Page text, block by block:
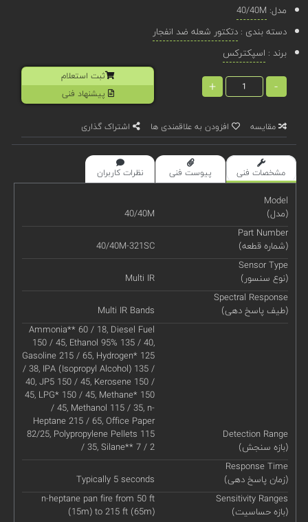
مدل: 40/40M
دسته بندی :دتکتور شعله ضد انفجار
برند : اسپکترکس
-
+
ثبت استعلام
پیشنهاد فنی
مقایسه افزودن به علاقمندی ها اشتراک گذاری
مشخصات فنی پیوست فنی نظرات کاربران
Model
(مدل)
40/40M
Part Number
(شماره قطعه)
40/40M-321SC
Sensor Type
(نوع سنسور)
Multi IR
Spectral Response
(طیف پاسخ دهی)
Multi IR Bands
Detection Range
(بازه سنجش)
Ammonia** 60 / 18, Diesel Fuel
150 / 45, Ethanol 95% 135 / 40,
Gasoline 215 / 65, Hydrogen* 125
/ 38, IPA (Isopropyl Alcohol) 135 /
40, JP5 150 / 45, Kerosene 150 /
45, LPG* 150 / 45, Methane* 150
/ 45, Methanol 115 / 35, n-
Heptane 215 / 65, Office Paper
82/25, Polypropylene Pellets 115
/ 35, Silane** 7 / 2
Response Time
(زمان پاسخ دهی)
Typically 5 seconds
Sensitivity Ranges
(بازه حساسیت)
n-heptane pan fire from 50 ft
(15m) to 215 ft (65m)